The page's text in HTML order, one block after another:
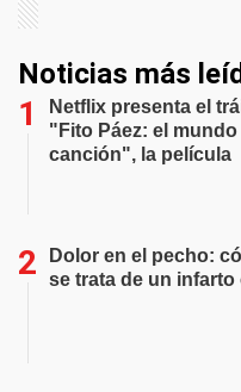
Noticias más
Netflix presenta el
"Fito Páez: el
canción", la película
Dolor en el pecho:
se trata de un infarto